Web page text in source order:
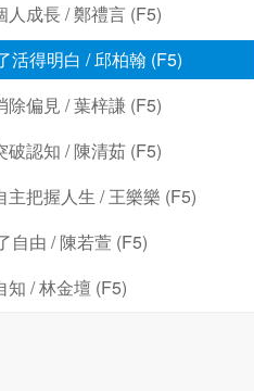
人成長 / 鄭禮言 (F5)
活得明白 / 邱柏翰 (F5)
除偏見 / 葉梓謙 (F5)
破認知 / 陳清茹 (F5)
主把握人生 / 王樂樂 (F5)
自由 / 陳若萱 (F5)
知 / 林金壇 (F5)